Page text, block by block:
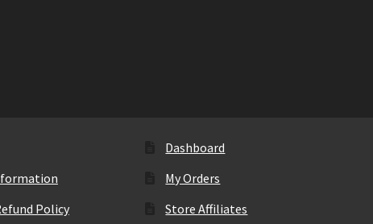
Policy
Dashboard
My Orders
Store Affiliates